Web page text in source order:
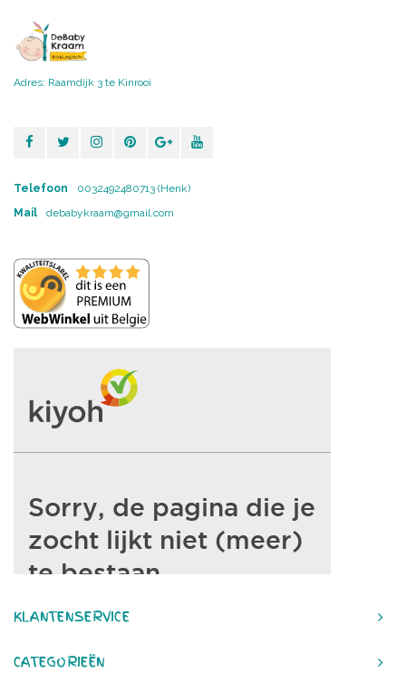
Adres: Raamdijk 3 te Kinrooi
Telefoon
0032492480713 (Henk)
Mail
debabykraam@gmail.com
KLANTENSERVICE
CATEGORIEËN